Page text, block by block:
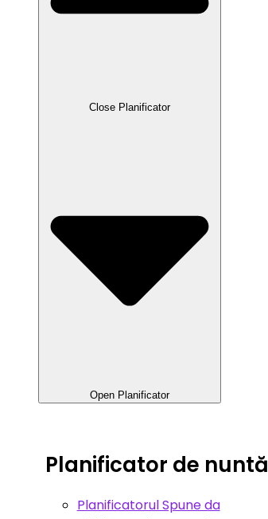
Close Planificator
Open Planificator
Planificator de nuntă
Planificatorul Spune da